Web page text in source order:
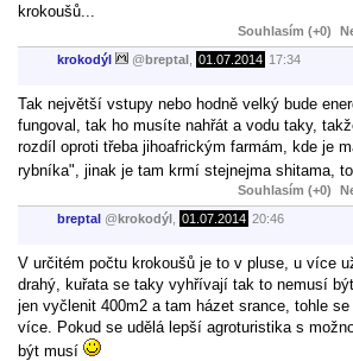
krokoušů...
Souhlasím (+0)
krokodýl @ breptal 01.07.2014 17:34
Tak největší vstupy nebo hodně velký bude
fungoval, tak ho musíte nahřát a vodu taky,
rozdíl oproti třeba jihoafrickým farmám, kde je
rybníka", jinak je tam krmí stejnejma shitama,
Souhlasím (+0)
breptal @ krokodýl 01.07.2014 20:46
V určitém počtu krokoušů je to v pluse, u více
drahý, kuřata se taky vyhřívají tak to nemusí
jen vyčlenit 400m2 a tam házet srance, tohle
více. Pokud se udělá lepší agroturistika s
být musí